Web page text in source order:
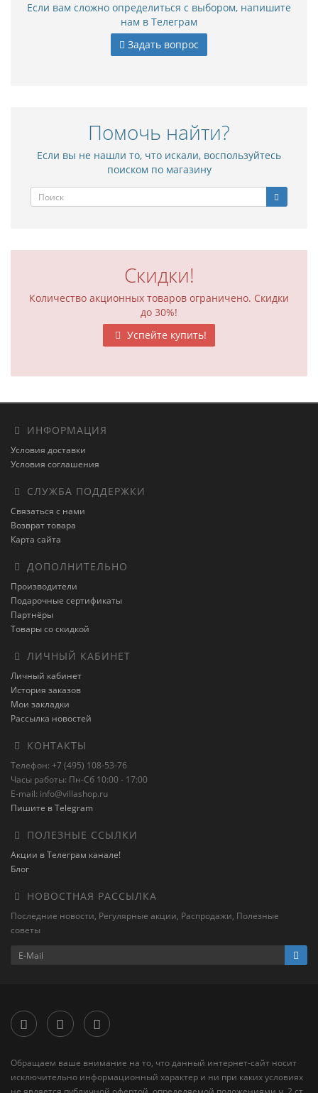
Если вам сложно определиться с выбором, напишите
нам в Телеграм
Задать вопрос
Помочь найти?
Если вы не нашли то, что искали, воспользуйтесь
поиском по магазину
Скидки!
Количество акционных товаров ограничено. Скидки
до 30%!
Успейте купить!
ИНФОРМАЦИЯ
Условия доставки
Условия соглашения
СЛУЖБА ПОДДЕРЖКИ
Связаться с нами
Возврат товара
Карта сайта
ДОПОЛНИТЕЛЬНО
Производители
Подарочные сертификаты
Партнёры
Товары со скидкой
ЛИЧНЫЙ КАБИНЕТ
Личный кабинет
История заказов
Мои закладки
Рассылка новостей
КОНТАКТЫ
Телефон: +7 (495) 108-53-76
Часы работы: Пн-Сб 10:00 - 17:00
E-mail: info@villashop.ru
Пишите в Telegram
ПОЛЕЗНЫЕ ССЫЛКИ
Акции в Телеграм канале!
Блог
НОВОСТНАЯ РАССЫЛКА
Последние новости, Регулярные акции, Распродажи, Полезные
советы
Обращаем ваше внимание на то, что данный интернет-сайт носит
исключительно информационный характер и ни при каких условиях